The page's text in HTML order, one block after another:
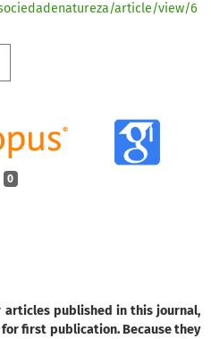
article/view/6
0
published in this journal,
first publication. Because they